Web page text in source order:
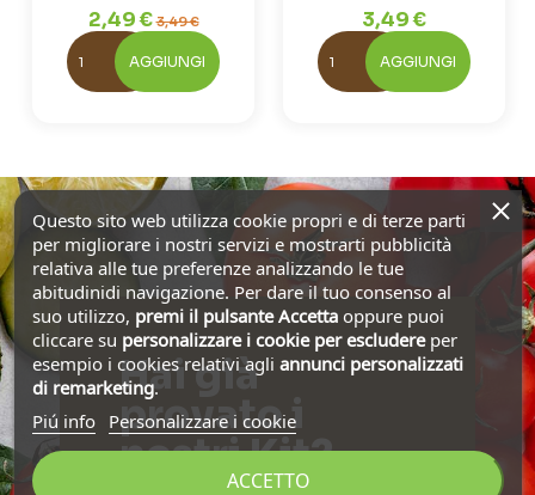
2,49 €3,49 €
AGGIUNGI
3,49 €
AGGIUNGI
Hai già
provato i
nostri Kit?
Questo sito web utilizza cookie propri e di terze parti
per migliorare i nostri servizi e mostrarti pubblicità
relativa alle tue preferenze analizzando le tue
abitudinidi navigazione. Per dare il tuo consenso al
suo utilizzo, premi il pulsante Accettaoppure puoi
cliccare su personalizzare i cookie per escludereper
esempio i cookies relativi agli annunci personalizzati
di remarketing.
Piú info
Personalizzare i cookie
ACCETTO